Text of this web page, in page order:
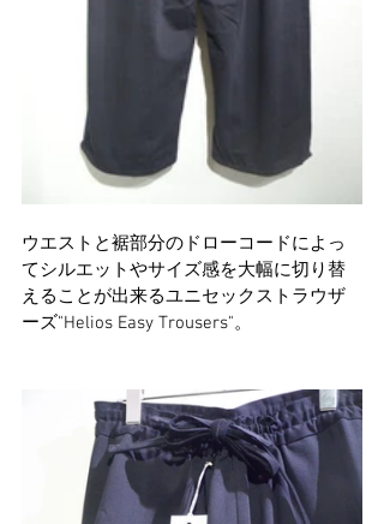
ウエストと裾部分のドローコードによっ
てシルエットやサイズ感を大幅に切り替
えることが出来るユニセックストラウザ
ーズ"Helios Easy Trousers"。